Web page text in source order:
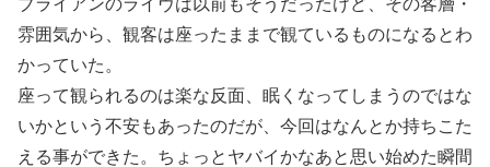
ブライアンのライヴは以前もそうだったけど、その客層・
雰囲気から、観客は座ったままで観ているものになるとわ
かっていた。
座って観られるのは楽な反面、眠くなってしまうのではな
いかという不安もあったのだが、今回はなんとか持ちこた
える事ができた。ちょっとヤバイかなあと思い始めた瞬間